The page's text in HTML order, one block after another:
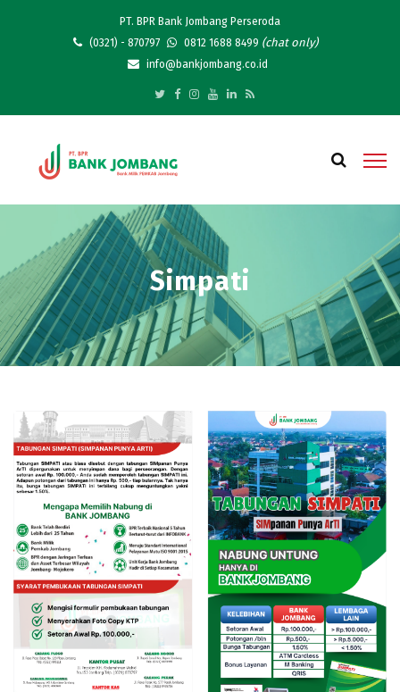
PT. BPR Bank Jombang Perseroda
(0321) - 870797
0812 1688 8499 (chat only)
info@bankjombang.co.id
Simpati